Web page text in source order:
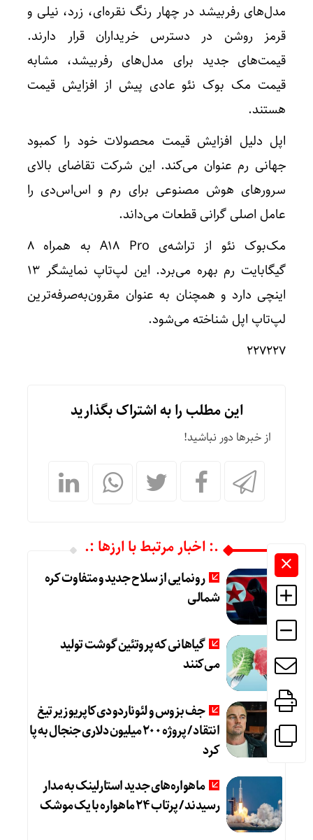
مدل‌های رفربیشد در چهار رنگ نقره‌ای، زرد، نیلی و
قرمز روشن در دسترس خریداران قرار دارند.
قیمت‌های جدید برای مدل‌های رفربیشد، مشابه
قیمت مک بوک نئو عادی پیش از افزایش قیمت
هستند.
اپل دلیل افزایش قیمت محصولات خود را کمبود
جهانی رم عنوان می‌کند. این شرکت تقاضای بالای
سرورهای هوش مصنوعی برای رم و اس‌اس‌دی را
عامل اصلی گرانی قطعات می‌داند.
مک‌بوک نئو از تراشه‌ی A18 Pro به همراه ۸
گیگابایت رم بهره می‌برد. این لپ‌تاپ نمایشگر ۱۳
اینچی دارد و همچنان به عنوان مقرون‌به‌صرفه‌ترین
لپ‌تاپ اپل شناخته می‌شود.
۲۲۷۲۲۷
این مطلب را به اشتراک بگذارید
از خبرها دور نباشید!
.: اخبار مرتبط با ارزها :.
رونمایی از سلاح جدید و متفاوت کره
شمالی
گیاهانی که پروتئین گوشت تولید
می‌کنند
جف بزوس و لئوناردو دی‌کاپریو زیر تیغ
انتقاد / پروژه ۲۰۰ میلیون دلاری جنجال به پا
کرد
ماهواره‌های جدید استارلینک به مدار
رسیدند / پرتاب ۲۴ ماهواره با یک موشک